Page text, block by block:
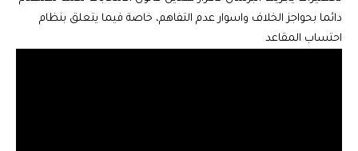
دائما بحواجز الخلاف واسوار عدم التفاهم، خاصة فيما يتعلق بنظام
احتساب المقاعد